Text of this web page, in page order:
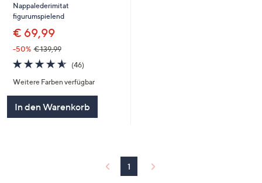
Nappalederimitat
figurumspielend
€ 69,99
-50% € 139,99
4.5
von
5
(46)
Weitere Farben verfügbar
In den Warenkorb
1